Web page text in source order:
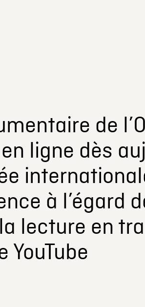
de
ligne dès
à l’égard
lecture en
YouTube